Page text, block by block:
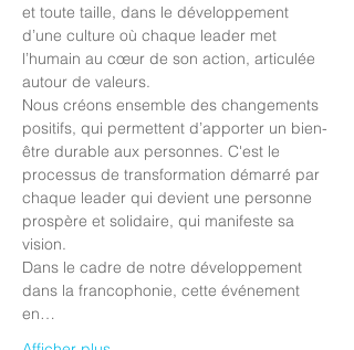
et toute taille, dans le développement
d’une culture où chaque leader met
l’humain au cœur de son action, articulée
autour de valeurs.
Nous créons ensemble des changements
positifs, qui permettent d’apporter un bien-
être durable aux personnes. C'est le
processus de transformation démarré par
chaque leader qui devient une personne
prospère et solidaire, qui manifeste sa
vision.
Dans le cadre de notre développement
dans la francophonie, cette événement
en…